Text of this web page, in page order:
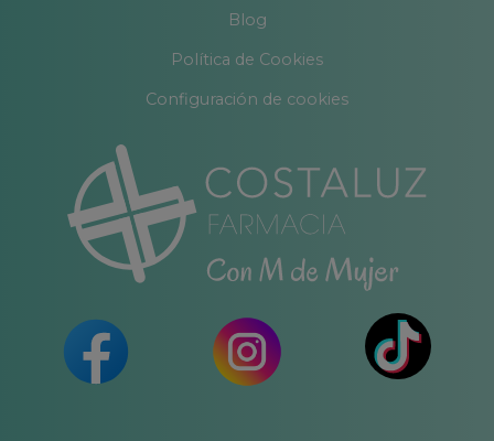
Blog
Política de Cookies
Configuración de cookies